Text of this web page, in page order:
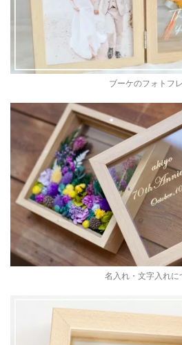
ブーケのフォトフ
名入れ・文字入れに